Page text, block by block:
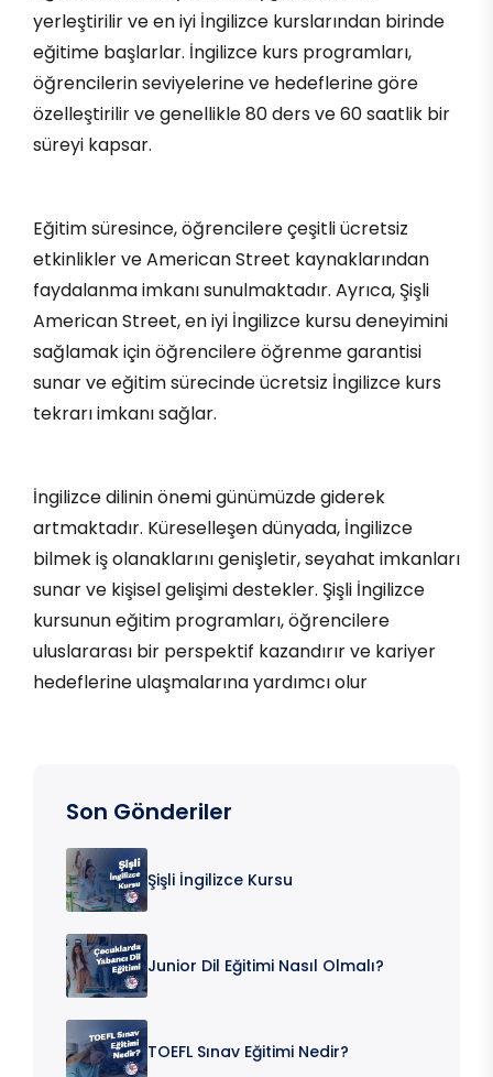
yerleştirilir ve en iyi İngilizce kurslarından birinde
eğitime başlarlar. İngilizce kurs programları,
öğrencilerin seviyelerine ve hedeflerine göre
özelleştirilir ve genellikle 80 ders ve 60 saatlik bir
süreyi kapsar.
Eğitim süresince, öğrencilere çeşitli ücretsiz
etkinlikler ve American Street kaynaklarından
faydalanma imkanı sunulmaktadır. Ayrıca, Şişli
American Street, en iyi İngilizce kursu deneyimini
sağlamak için öğrencilere öğrenme garantisi
sunar ve eğitim sürecinde ücretsiz İngilizce kurs
tekrarı imkanı sağlar.
İngilizce dilinin önemi günümüzde giderek
artmaktadır. Küreselleşen dünyada, İngilizce
bilmek iş olanaklarını genişletir, seyahat imkanları
sunar ve kişisel gelişimi destekler. Şişli İngilizce
kursunun eğitim programları, öğrencilere
uluslararası bir perspektif kazandırır ve kariyer
hedeflerine ulaşmalarına yardımcı olur
Son Gönderiler
Şişli İngilizce Kursu
Junior Dil Eğitimi Nasıl Olmalı?
TOEFL Sınav Eğitimi Nedir?